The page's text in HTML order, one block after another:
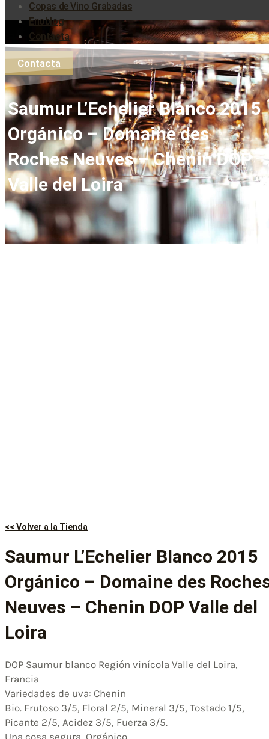
Copas de Vino Grabadas
Enoblog
Contacta
Contacta
Saumur L’Echelier Blanco 2015
Orgánico – Domaine des
Roches Neuves – Chenin DOP
Valle del Loira
<< Volver a la Tienda
Saumur L’Echelier Blanco 2015
Orgánico – Domaine des
Neuves – Chenin DOP Valle del
Loira
DOP Saumur blanco Región vinícola Valle del Loira,
Francia
Variedades de uva: Chenin
Bio. Frutoso 3/5, Floral 2/5, Mineral 3/5, Tostado 1/5,
Picante 2/5, Acidez 3/5, Fuerza 3/5.
Una cosa segura, Orgánico